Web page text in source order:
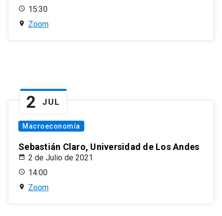
15:30
Zoom
2 JUL
Macroeconomía
Sebastián Claro, Universidad de Los Andes
2 de Julio de 2021
14:00
Zoom